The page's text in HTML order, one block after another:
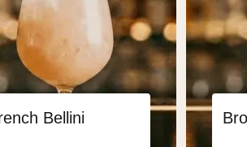
Bellini